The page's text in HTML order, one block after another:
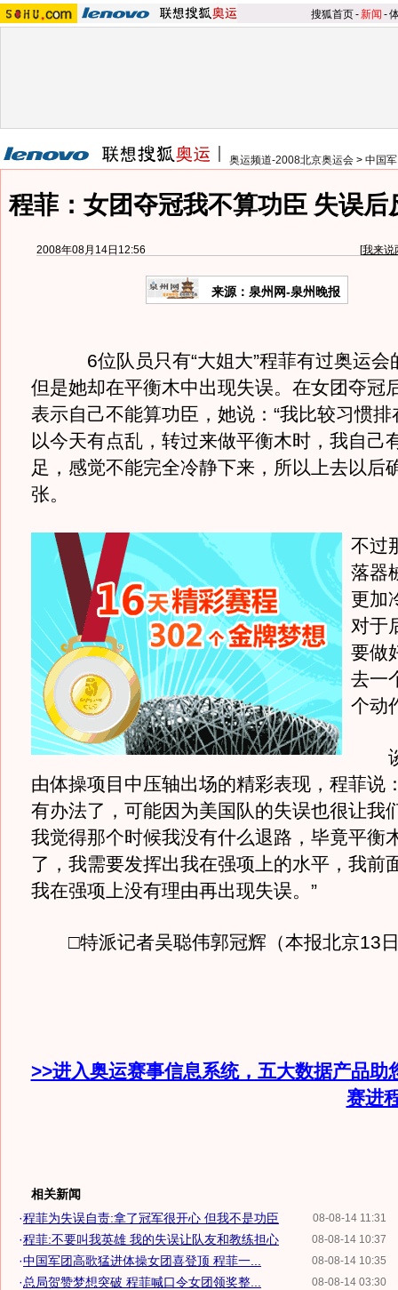
搜狐首页-新闻 -
奥运频道-2008北京奥运会 > 中国
程菲：女团夺冠我不算功臣 失误后
2008年08月14日12:56 [我来说
来源：泉州网-泉州晚报
6位队员只有“大姐大”程菲有过奥运会
但是她却在平衡木中出现失误。在女团夺冠
表示自己不能算功臣，她说：“我比较习惯
以今天有点乱，转过来做平衡木时，我自己
足，感觉不能完全冷静下来，所以上去以后
张。
不过
落器
更加
对于
要做
去一
个动
谈
由体操项目中压轴出场的精彩表现，程菲说
有办法了，可能因为美国队的失误也很让我
我觉得那个时候我没有什么退路，毕竟平衡
了，我需要发挥出我在强项上的水平，我前
我在强项上没有理由再出现失误。”
□特派记者吴聪伟郭冠辉（本报北京13
>>进入奥运赛事信息系统，五大数据产品助
赛进
相关新闻
08-08-14 11:31
·程菲为失误自责:拿了冠军很开心 但我不是功臣
08-08-14 10:37
·程菲:不要叫我英雄 我的失误让队友和教练担心
08-08-14 10:35
·中国军团高歌猛进体操女团喜登顶 程菲一...
08-08-14 03:30
·总局贺赞梦想突破 程菲喊口令女团领奖整...